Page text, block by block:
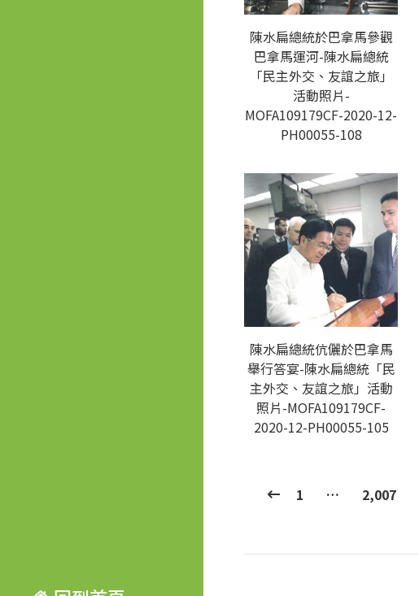
陳水扁總統於巴拿馬參觀
巴拿馬運河-陳水扁總統
「民主外交、友誼之旅」
活動照片-
MOFA109179CF-2020-12-
PH00055-108
陳水扁總統伉儷於巴拿馬
舉行答宴-陳水扁總統「民
主外交、友誼之旅」活動
照片-MOFA109179CF-
2020-12-PH00055-105
1 … 2,007